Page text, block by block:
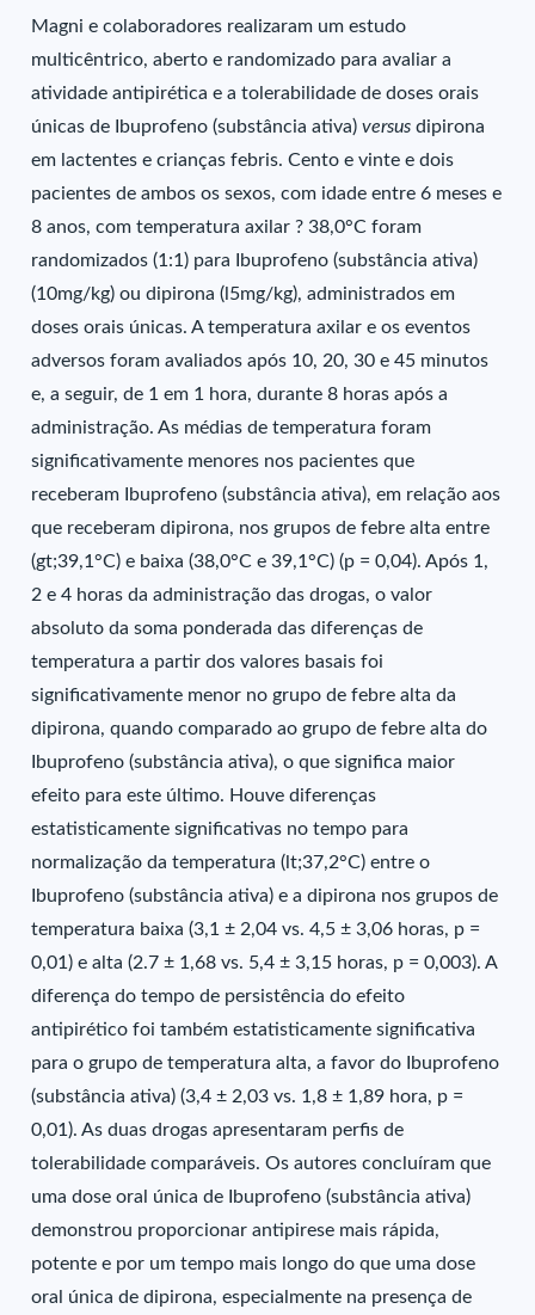
Magni e colaboradores realizaram um estudo
multicêntrico, aberto e randomizado para avaliar a
atividade antipirética e a tolerabilidade de doses orais
únicas de Ibuprofeno (substância ativa)versus dipirona
em lactentes e crianças febris. Cento e vinte e dois
pacientes de ambos os sexos, com idade entre 6 meses e
8 anos, com temperatura axilar ? 38,0°C foram
randomizados (1:1) para Ibuprofeno (substância ativa)
(10mg/kg) ou dipirona (l5mg/kg), administrados em
doses orais únicas. A temperatura axilar e os eventos
adversos foram avaliados após 10, 20, 30 e 45 minutos
e, a seguir, de 1 em 1 hora, durante 8 horas após a
administração. As médias de temperatura foram
significativamente menores nos pacientes que
receberam Ibuprofeno (substância ativa), em relação aos
que receberam dipirona, nos grupos de febre alta entre
(gt;39,1°C) e baixa (38,0°C e 39,1°C) (p = 0,04). Após 1,
2 e 4 horas da administração das drogas, o valor
absoluto da soma ponderada das diferenças de
temperatura a partir dos valores basais foi
significativamente menor no grupo de febre alta da
dipirona, quando comparado ao grupo de febre alta do
Ibuprofeno (substância ativa), o que significa maior
efeito para este último. Houve diferenças
estatisticamente significativas no tempo para
normalização da temperatura (lt;37,2°C) entre o
Ibuprofeno (substância ativa) e a dipirona nos grupos de
temperatura baixa (3,1 ± 2,04 vs. 4,5 ± 3,06 horas, p =
0,01) e alta (2.7 ± 1,68 vs. 5,4 ± 3,15 horas, p = 0,003). A
diferença do tempo de persistência do efeito
antipirético foi também estatisticamente significativa
para o grupo de temperatura alta, a favor do Ibuprofeno
(substância ativa) (3,4 ± 2,03 vs. 1,8 ± 1,89 hora, p =
0,01). As duas drogas apresentaram perfis de
tolerabilidade comparáveis. Os autores concluíram que
uma dose oral única de Ibuprofeno (substância ativa)
demonstrou proporcionar antipirese mais rápida,
potente e por um tempo mais longo do que uma dose
oral única de dipirona, especialmente na presença de